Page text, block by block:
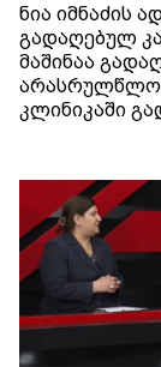
ნია იმნაძის
გადაღებულ
მაშინაა
კლინიკაში